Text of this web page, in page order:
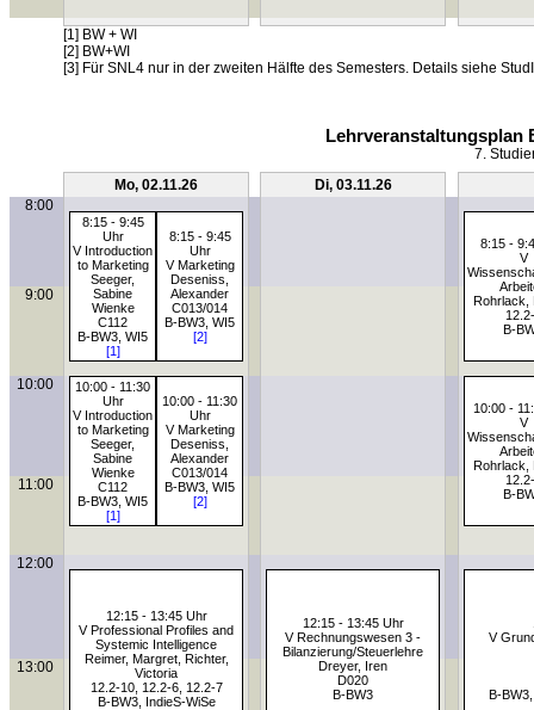
[1] BW + WI
[2] BW+WI
[3] Für SNL4 nur in der zweiten Hälfte des Semesters. Details siehe
Lehrveranstaltungsplan
7.
Mo, 02.11.26
Di, 03.11.26
8:00
8:15 - 9:45
Uhr
V Introduction
to Marketing
Seeger,
Sabine
Wienke
C112
B-BW3, WI5
[1]
8:15 - 9:45
Uhr
V Marketing
Deseniss,
Alexander
C013/014
B-BW3, WI5
[2]
8:15 -
V
Rohrlack,
B-
9:00
10:00
10:00 - 11:30
Uhr
V Introduction
to Marketing
Seeger,
Sabine
Wienke
C112
B-BW3, WI5
[1]
10:00 - 11:30
Uhr
V Marketing
Deseniss,
Alexander
C013/014
B-BW3, WI5
[2]
10:00 -
V
Rohrlack,
B-
11:00
12:00
12:15 - 13:45 Uhr
V Professional Profiles and
Systemic Intelligence
Reimer, Margret, Richter,
Victoria
12.2-10, 12.2-6, 12.2-7
B-BW3, IndieS-WiSe
12:15 - 13:45 Uhr
V Rechnungswesen 3 -
Bilanzierung/Steuerlehre
Dreyer, Iren
D020
B-BW3
V
B-
13:00